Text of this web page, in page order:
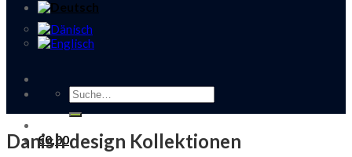
Suche
nach:
€0,00
Danish design Kollektionen